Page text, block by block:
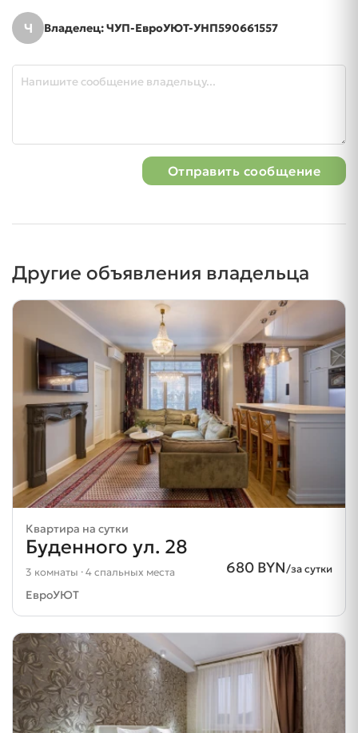
Ч Владелец: ЧУП-ЕвроУЮТ-УНП590661557
Отправить сообщение
Другие объявления владельца
Квартира на сутки
Буденного ул. 28
680 BYN/за сутки
3 комнаты · 4 спальных места
ЕвроУЮТ